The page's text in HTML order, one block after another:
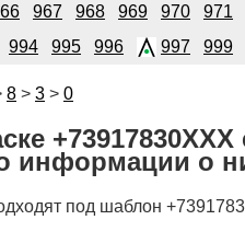
967 968 969 970 971
994 995 996 997 999
8 > 3 > 0
информации о
под шаблон